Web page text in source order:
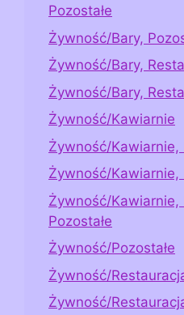
Pozostałe
Żywność/Bary,
Żywność/Bary,
Żywność/Bary,
Żywność/Kawiarnie
Żywność/Kawiarnie,
Żywność/Kawiarnie,
Żywność/Kawiarnie,
Pozostałe
Żywność/Pozostałe
Żywność/
Żywność/